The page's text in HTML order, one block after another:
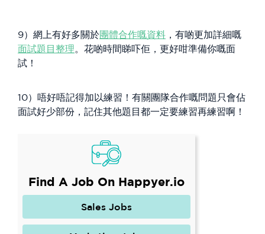
9）網上有好多關於團體合作嘅資料 ，有啲更加詳細嘅
面試題目整理。花啲時間睇吓佢，更好咁準備你嘅面
試！
10）唔好唔記得加以練習！有關團隊合作嘅問題只會佔
面試好少部份，記住其他題目都一定要練習再練習啊！
Find A Job On Happyer.io
Sales Jobs